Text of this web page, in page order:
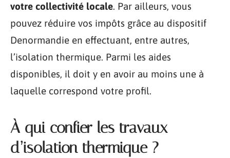
votre collectivité locale. Par ailleurs, vous
pouvez réduire vos impôts grâce au dispositif
Denormandie en effectuant, entre autres,
l’isolation thermique. Parmi les aides
disponibles, il doit y en avoir au moins une à
laquelle correspond votre profil.
À qui confier les travaux
d’isolation thermique ?